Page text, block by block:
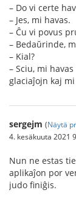
– Do vi certe
– Jes, mi havas.
– Ĉu vi povus
– Bedaŭrinde,
– Kial?
– Sciu, mi
glaciaĵojn kaj
sergejm (Näytä
4. kesäkuuta 2021
Nun ne estas
aplikaĵon por
judo finiĝis.